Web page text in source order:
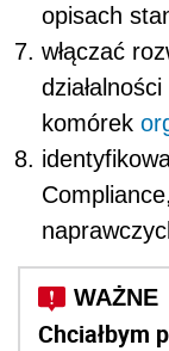
opisach
włączać
komórek
Chciałbym